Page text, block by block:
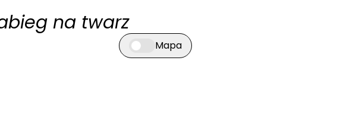
na twarz
Przełącz widok mapy
Mapa